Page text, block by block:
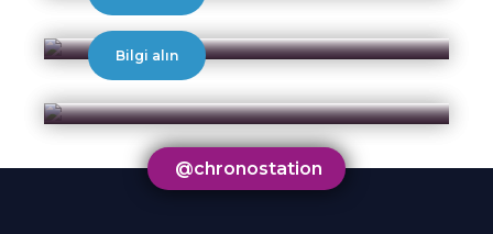
Bilgi alın
@chronostation